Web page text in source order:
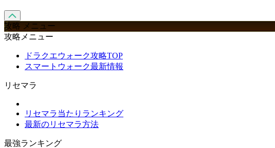
攻略 メニュー
攻略メニュー
ドラクエウォーク攻略TOP
スマートウォーク最新情報
リセマラ
リセマラ当たりランキング
最新のリセマラ方法
最強ランキング